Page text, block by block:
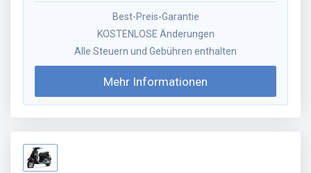
Best-Preis-Garantie
KOSTENLOSE Änderungen
Alle Steuern und Gebühren enthalten
Mehr Informationen